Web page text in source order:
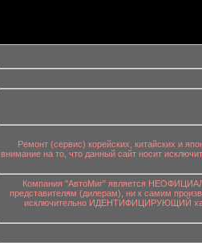
информационный контент
Ремонт (сервис) корейских, китайских и
внимание на то, что данный сайт носит
Компания "АвтоМиг" является
представителям (дилерам), ни к самим
исключительно ИДЕНТИФИЦИРУЮЩИЙ